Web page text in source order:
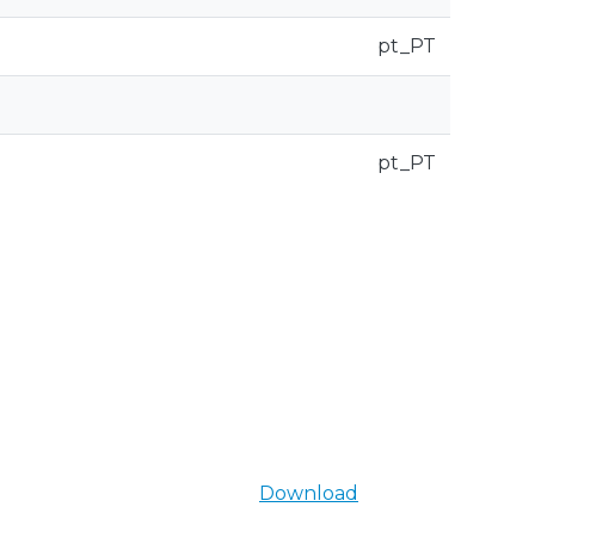
pt_PT
pt_PT
Download